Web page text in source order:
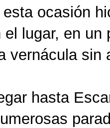
ocasión
el lugar, en
vernácula sin
hasta